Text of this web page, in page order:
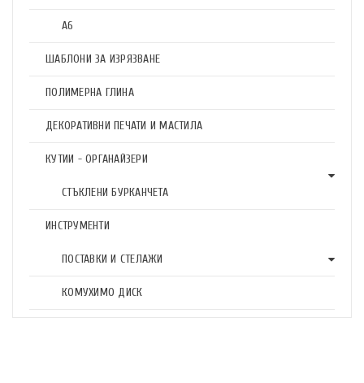
А6
ШАБЛОНИ ЗА ИЗРЯЗВАНЕ
ПОЛИМЕРНА ГЛИНА
ДЕКОРАТИВНИ ПЕЧАТИ И МАСТИЛА
КУТИИ - ОРГАНАЙЗЕРИ
СТЪКЛЕНИ БУРКАНЧЕТА
ИНСТРУМЕНТИ
ПОСТАВКИ И СТЕЛАЖИ
КОМУХИМО ДИСК